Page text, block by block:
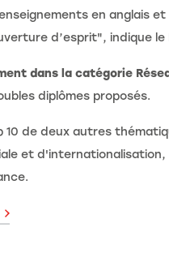
en anglais
d’esprit", indique le
dans la catégorie
diplômes proposés.
10 de deux autres
et